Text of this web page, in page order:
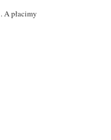
A płacimy